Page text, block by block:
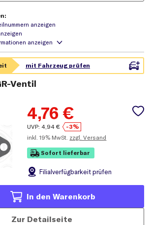
anzeigen
Ventil
4,76 €
UVP: 4,94 €
-3%
inkl. 19% MwSt. zzgl. Versand
Sofort lieferbar
Filialverfügbarkeit prüfen
In den Warenkorb
Zur Detailseite